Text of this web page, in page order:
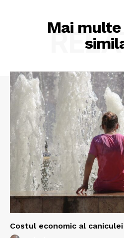
Mai
Costul economic al